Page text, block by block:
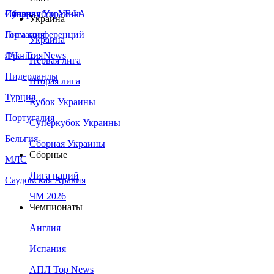
Сборная Украины
Италия
Германия
Франция
Нидерланды
Турция
Португалия
Бельгия
МЛС
Саудовская Аравия
Суперкубок УЕФА
Лига конференций
ЛЧ - Top News
Украина
Украина
Первая лига
Вторая лига
Кубок Украины
Суперкубок Украины
Сборная Украины
Сборные
Лига наций
ЧМ 2026
Чемпионаты
Англия
Испания
АПЛ Top News